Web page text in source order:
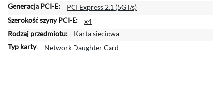
j
i
f
o
PCI Express 2.1 (5GT/s)
x4
Karta sieciowa
Network Daughter Card